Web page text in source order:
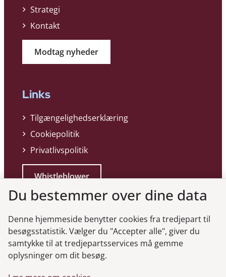
Strategi
Kontakt
Modtag nyheder
Links
Tilgængelighedserklæring
Cookiepolitik
Privatlivspolitik
Whistleblower
Genveje
Du bestemmer over dine data
Denne hjemmeside benytter cookies fra tredjepart til
besøgsstatistik. Vælger du "Accepter alle", giver du
samtykke til at tredjepartsservices må gemme
oplysninger om dit besøg.